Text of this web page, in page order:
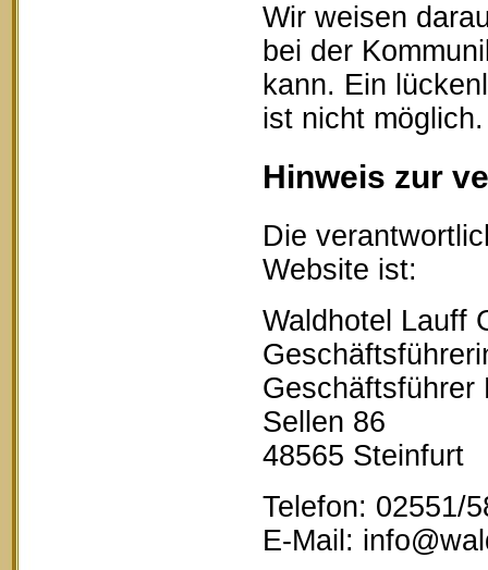
Wir weisen
bei der
kann. Ein
ist nicht möglich.
Hinweis zur
Die
Website ist:
Waldhotel Lauff
Geschäftsführer
Sellen 86
48565 Steinfurt
Telefon: 02551/
E-Mail: